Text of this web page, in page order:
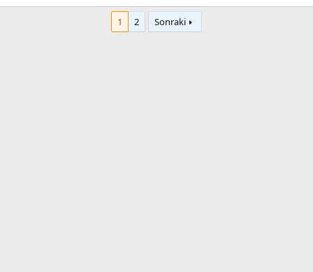
1 2 Sonraki